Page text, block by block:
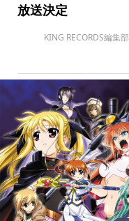
放送決定
KING RECORDS編集部